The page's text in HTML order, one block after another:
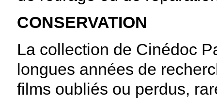
CONSERVATION
La collection de Cinédoc
longues années de
films oubliés ou perdus,